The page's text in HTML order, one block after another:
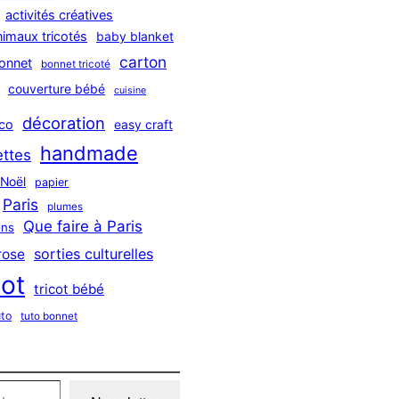
activités créatives
tricotés baby blanket
bonnet tricoté carton
couverture bébé cuisine
décoration easy craft
handmade
Noël papier
Paris plumes
Que faire à Paris
sorties culturelles
tricot bébé
tuto bonnet